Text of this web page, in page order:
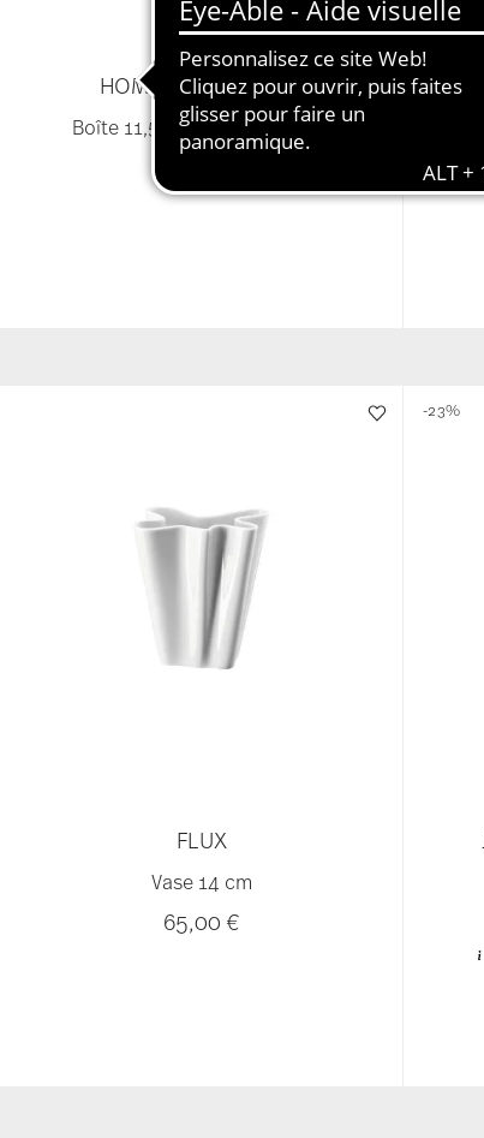
HOME FLOWER FARM
Boîte 11,5 cm avec couvercle
FLUX
Vase 14 cm
65,00 €
-23%